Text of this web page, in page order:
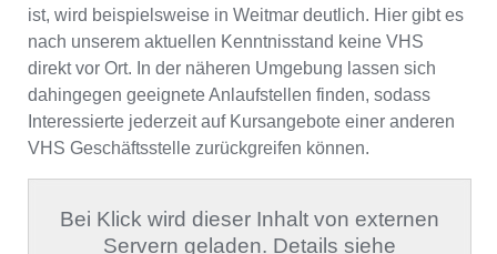
ist, wird beispielsweise in Weitmar deutlich. Hier gibt es
nach unserem aktuellen Kenntnisstand keine VHS
direkt vor Ort. In der näheren Umgebung lassen sich
dahingegen geeignete Anlaufstellen finden, sodass
Interessierte jederzeit auf Kursangebote einer anderen
VHS Geschäftsstelle zurückgreifen können.
Bei Klick wird dieser Inhalt von externen
Servern geladen. Details siehe